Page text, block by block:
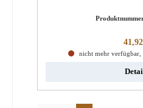
nicht mehr verfügbar,